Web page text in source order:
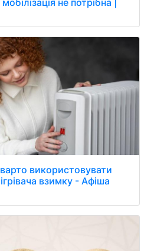
не потрібна |
використовувати
взимку - Афіша